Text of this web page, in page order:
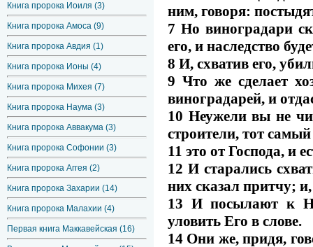
Книга пророка Иоиля (3)
Книга пророка Амоса (9)
Книга пророка Авдия (1)
Книга пророка Ионы (4)
Книга пророка Михея (7)
Книга пророка Наума (3)
Книга пророка Аввакума (3)
Книга пророка Софонии (3)
Книга пророка Аггея (2)
Книга пророка Захарии (14)
Книга пророка Малахии (4)
Первая книга Маккавейская (16)
ним, говоря:
7 Но виноградари
его, и наследство
8 И, схватив его,
9 Что же сделает
виноградарей, и
10 Неужели вы не
строители, тот
11 это от Господа, и
12 И старались
них сказал притчу;
13 И посылают к
уловить Его в слове.
14 Они же, придя,